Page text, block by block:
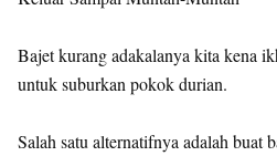
Bajet kurang adakalanya kita kena
untuk suburkan pokok durian.
Salah satu alternatifnya adalah